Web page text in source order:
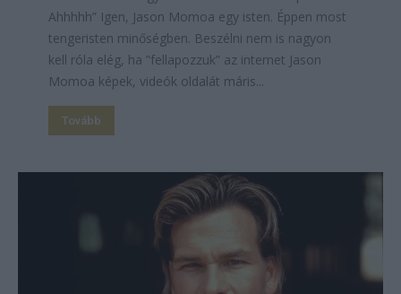
Ahhhhh” Igen, Jason Momoa egy isten. Éppen most
tengeristen minőségben. Beszélni nem is nagyon
kell róla elég, ha ”fellapozzuk” az internet Jason
Momoa képek, videók oldalát máris...
Tovább